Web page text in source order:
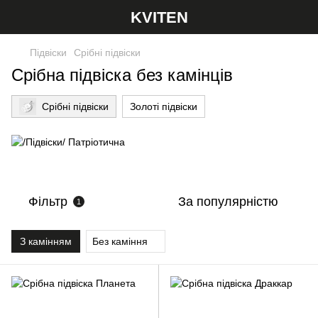
KVITEN
Підвіски Срібні підвіски
Срібна підвіска без камінців
Срібні підвіски Золоті підвіски
Фільтр 1 За популярністю
З камінням Без каміння